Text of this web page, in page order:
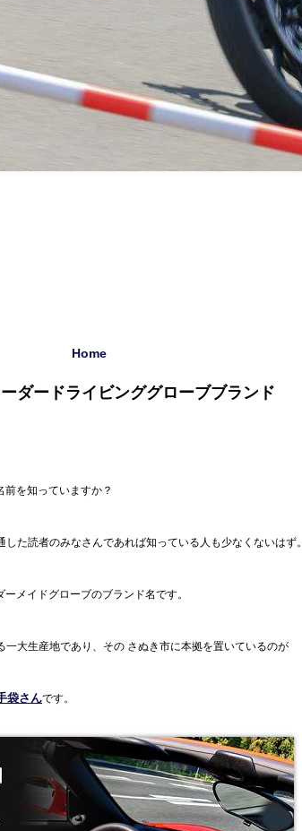
Home
ダードライビンググローブブランド
前を知っていますか？
た読者のみなさんであれば知っている人も少なくないはず。
メイドグローブのブランド名です。
大生産地であり、その さぬき市に本拠を置いているのが
袋さんです。